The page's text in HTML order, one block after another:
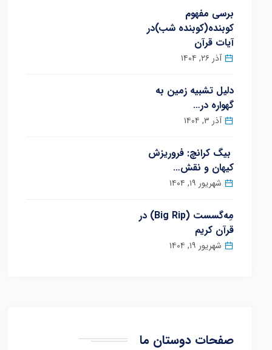
برسی مفهوم
کوبنده(کوبنده شب)در
آیات قرآن
آذر ۲۶, ۱۴۰۴
دلیل تشبیه زمین به
گهواره در…
آذر ۳, ۱۴۰۴
بیگ کرانچ: فروریزش
کیهان و نقش…
شهریور ۱۹, ۱۴۰۴
مِه‌گسست (Big Rip) در
قرآن کریم
شهریور ۱۹, ۱۴۰۴
صفحات دوستان ما